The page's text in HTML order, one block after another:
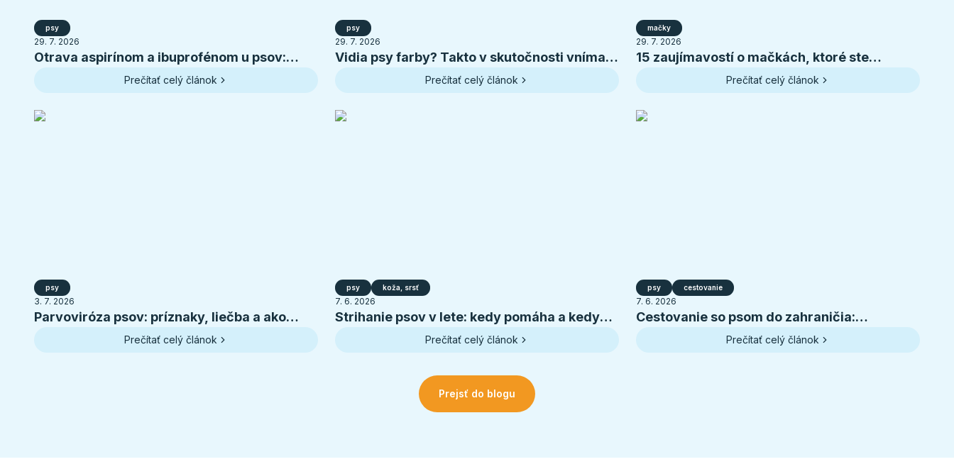
psy
29. 7. 2026
Otrava aspirínom a ibuprofénom u psov:
príznaky, toxické dávky a prvá pomoc
Prečítať celý článok
psy
29. 7. 2026
Vidia psy farby? Takto v skutočnosti vníma
Prečítať celý článok
mačky
29. 7. 2026
15 zaujímavostí o mačkách, ktoré ste
pravdepodobne nevedeli
Prečítať celý článok
psy
3. 7. 2026
Parvoviróza psov: príznaky, liečba a ako
ochrániť šteniatkoPrečítať celý článok
psy koža, srsť
7. 6. 2026
Strihanie psov v lete: kedy pomáha a kedy
Prečítať celý článok
psy cestovanie
7. 6. 2026
Cestovanie so psom do zahraničia:
kompletná príprava na letnú dovolenku
Prečítať celý článok
Prejsť do blogu